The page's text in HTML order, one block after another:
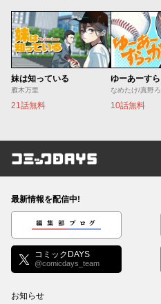
妹は知っている
雁木万里
21話無料
ゆーあーす
なめたけ/真野
10話無料
コミックDAYS
最新情報を配信中!
編集部ブログ
コミックDAYS
@comicdays_team
お知らせ